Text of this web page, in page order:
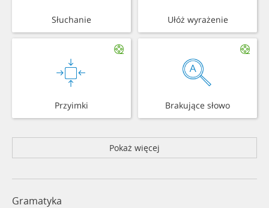
Słuchanie Ułóż wyrażenie
Przyimki Brakujące słowo
Pokaż więcej
Gramatyka